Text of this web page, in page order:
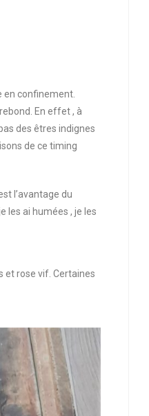
en confinement.
En effet , à
des êtres indignes
de ce timing
l’avantage du
les ai humées , je les
et rose vif. Certaines